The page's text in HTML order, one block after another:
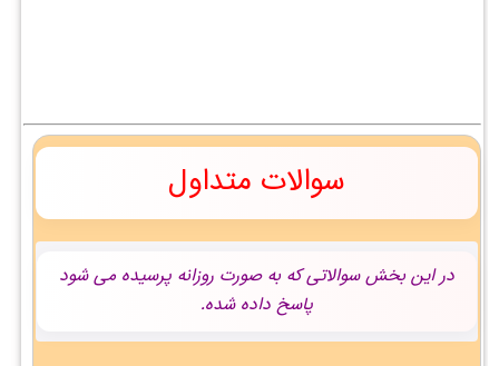
سوالات متداول
در این بخش سوالاتی که به صورت روزانه پرسیده می شود
پاسخ داده شده.